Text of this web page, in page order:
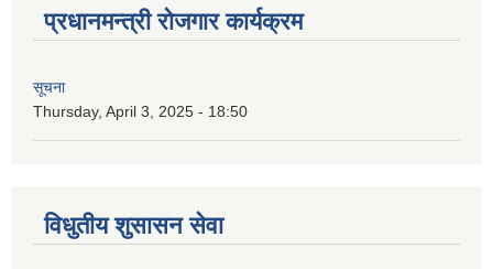
प्रधानमन्त्री रोजगार कार्यक्रम
सूचना
Thursday, April 3, 2025 - 18:50
विधुतीय शुसासन सेवा